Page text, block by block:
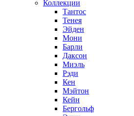
Коллекции
Тантос
Тенея
Эйден
Мони
Барли
Даксон
Миэль
Рэди
Кен
Мэйтон
Кейн
Бергольф